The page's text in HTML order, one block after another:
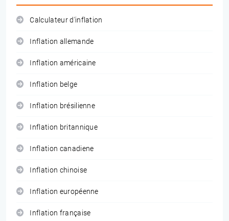
Calculateur d'inflation
Inflation allemande
Inflation américaine
Inflation belge
Inflation brésilienne
Inflation britannique
Inflation canadiene
Inflation chinoise
Inflation européenne
Inflation française